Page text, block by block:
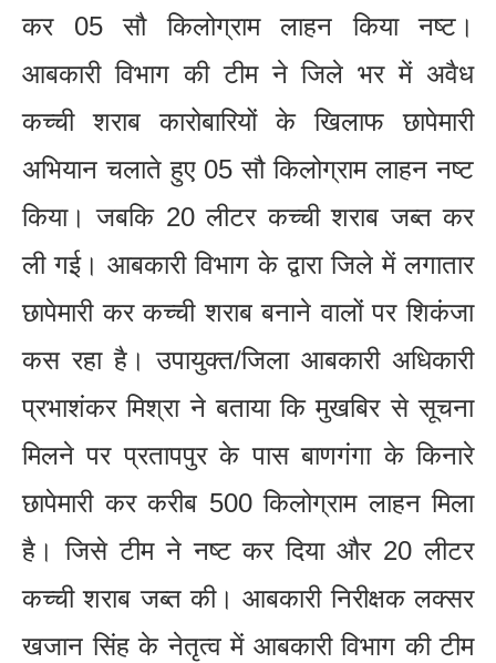
कर 05 सौ किलोग्राम लाहन किया नष्ट।
आबकारी विभाग की टीम ने जिले भर में अवैध
कच्ची शराब कारोबारियों के खिलाफ छापेमारी
अभियान चलाते हुए 05 सौ किलोग्राम लाहन नष्ट
किया। जबकि 20 लीटर कच्ची शराब जब्त कर
ली गई। आबकारी विभाग के द्वारा जिले में लगातार
छापेमारी कर कच्ची शराब बनाने वालों पर शिकंजा
कस रहा है। उपायुक्त/जिला आबकारी अधिकारी
प्रभाशंकर मिश्रा ने बताया कि मुखबिर से सूचना
मिलने पर प्रतापपुर के पास बाणगंगा के किनारे
छापेमारी कर करीब 500 किलोग्राम लाहन मिला
है। जिसे टीम ने नष्ट कर दिया और 20 लीटर
कच्ची शराब जब्त की। आबकारी निरीक्षक लक्सर
खजान सिंह के नेतृत्व में आबकारी विभाग की टीम